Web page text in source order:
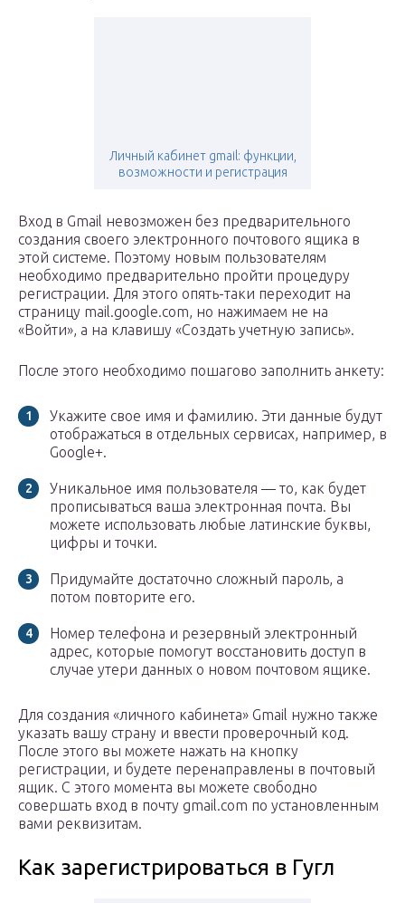
Личный кабинет gmail: функции,
возможности и регистрация
Вход в Gmail невозможен без предварительного
создания своего электронного почтового ящика в
этой системе. Поэтому новым пользователям
необходимо предварительно пройти процедуру
регистрации. Для этого опять-таки переходит на
страницу mail.google.com, но нажимаем не на
«Войти», а на клавишу «Создать учетную запись».
После этого необходимо пошагово заполнить анкету:
Укажите свое имя и фамилию. Эти данные будут
отображаться в отдельных сервисах, например, в
Google+.
Уникальное имя пользователя — то, как будет
прописываться ваша электронная почта. Вы
можете использовать любые латинские буквы,
цифры и точки.
Придумайте достаточно сложный пароль, а
потом повторите его.
Номер телефона и резервный электронный
адрес, которые помогут восстановить доступ в
случае утери данных о новом почтовом ящике.
Для создания «личного кабинета» Gmail нужно также
указать вашу страну и ввести проверочный код.
После этого вы можете нажать на кнопку
регистрации, и будете перенаправлены в почтовый
ящик. С этого момента вы можете свободно
совершать вход в почту gmail.com по установленным
вами реквизитам.
Как зарегистрироваться в Гугл